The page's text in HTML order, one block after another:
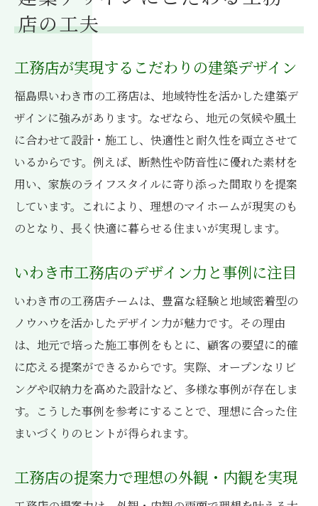
店の工夫
工務店が実現するこだわりの建築デザイン
福島県いわき市の工務店は、地域特性を活かした建築デ
ザインに強みがあります。なぜなら、地元の気候や風土
に合わせて設計・施工し、快適性と耐久性を両立させて
いるからです。例えば、断熱性や防音性に優れた素材を
用い、家族のライフスタイルに寄り添った間取りを提案
しています。これにより、理想のマイホームが現実のも
のとなり、長く快適に暮らせる住まいが実現します。
いわき市工務店のデザイン力と事例に注目
いわき市の工務店チームは、豊富な経験と地域密着型の
ノウハウを活かしたデザイン力が魅力です。その理由
は、地元で培った施工事例をもとに、顧客の要望に的確
に応える提案ができるからです。実際、オープンなリビ
ングや収納力を高めた設計など、多様な事例が存在しま
す。こうした事例を参考にすることで、理想に合った住
まいづくりのヒントが得られます。
工務店の提案力で理想の外観・内観を実現